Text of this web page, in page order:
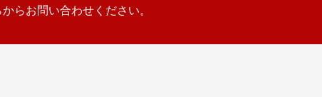
らお問い合わせください。